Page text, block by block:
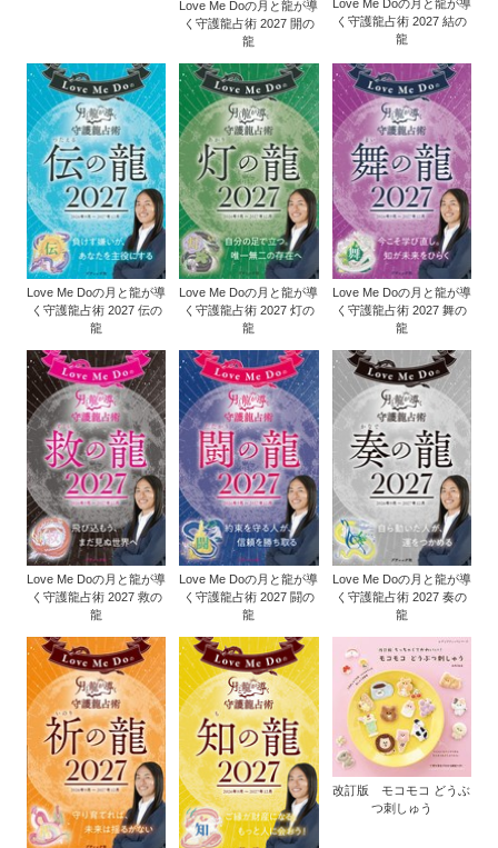
Love Me Doの月と龍が導
く守護龍占術 2027 開の
龍
Love Me Doの月と龍が導
く守護龍占術 2027 結の
龍
Love Me Doの月と龍が導
く守護龍占術 2027 伝の
龍
Love Me Doの月と龍が導
く守護龍占術 2027 灯の
龍
Love Me Doの月と龍が導
く守護龍占術 2027 舞の
龍
Love Me Doの月と龍が導
く守護龍占術 2027 救の
龍
Love Me Doの月と龍が導
く守護龍占術 2027 闘の
龍
Love Me Doの月と龍が導
く守護龍占術 2027 奏の
龍
改訂版 モコモコ どうぶ
つ刺しゅう